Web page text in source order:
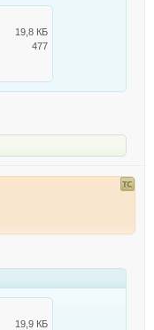
19,8 КБ
477
19,9 КБ